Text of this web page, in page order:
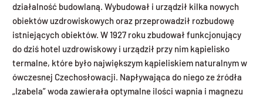
działalność budowlaną. Wybudował i urządził kilka nowych
obiektów uzdrowiskowych oraz przeprowadził rozbudowę
istniejących obiektów. W 1927 roku zbudował funkcjonujący
do dziś hotel uzdrowiskowy i urządził przy nim kąpielisko
termalne, które było największym kąpieliskiem naturalnym w
ówczesnej Czechosłowacji. Napływająca do niego ze źródła
„Izabela” woda zawierała optymalne ilości wapnia i magnezu